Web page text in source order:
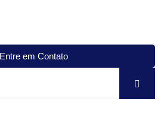
Entre em Contato